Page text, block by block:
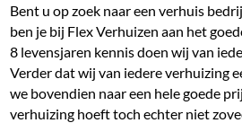
Bent u op zoek naar een verhuis
ben je bij Flex Verhuizen aan het
8 levensjaren kennis doen wij van
Verder dat wij van iedere verhuizing
we bovendien naar een hele goede
verhuizing hoeft toch echter niet